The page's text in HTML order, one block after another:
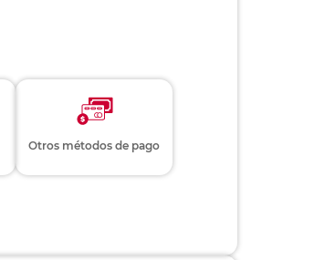
Otros métodos de pago